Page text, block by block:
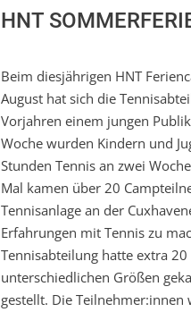
HNT
Beim diesjährigen HNT
August hat sich die
Vorjahren einem jungen
Woche wurden Kindern und
Stunden Tennis an zwei
Mal kamen über 20
Tennisanlage an der
Erfahrungen mit Tennis zu
Tennisabteilung hatte extra
unterschiedlichen Größen
gestellt. Die